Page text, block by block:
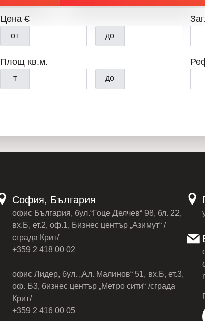
Цена €
от до
Площ кв.м.
т до
София, България
офис България, бул.“Гоце Делчев“ 98, бл. 22,
вх.Б, ет.2, оф.1, Бизнес център „Азимут“ /
сграда Крит/
+359 2 418 00 02
офис Лидер, бул. „Ал. Малинов“ 51, вх.Б, ет.3,
оф. Б3, бизнес център „Метро сити“ /сграда
Крит/
+359 2 416 00 05